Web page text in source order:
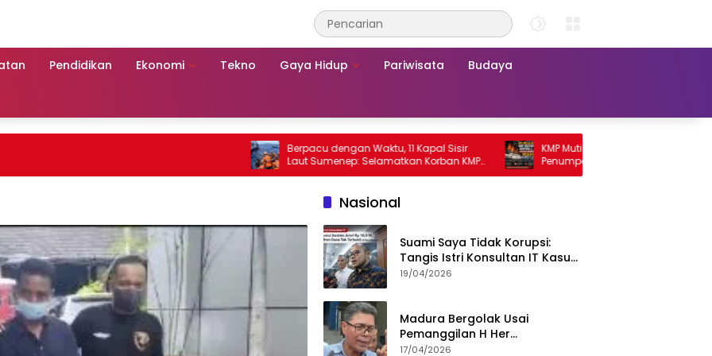
Pendidikan Ekonomi Tekno Gaya Hidup Pariwisata Budaya
Berpacu dengan Waktu, 11 Kapal Sisir
Laut Sumenep: Selamatkan Korban KMP
Mutiara Sentosa 2
KMP Mutiara Sentosa 2 Terbakar, Ratusan
Penumpang Nekat Melompat ke Laut
Nasional
Suami Saya Tidak Korupsi:
Tangis Istri Konsultan IT Kasus
Nadiem Dituntut 22,5 Tahun
19/04/2026
Madura Bergolak Usai
Pemanggilan H Her
Pamekasan, Faizal Assegaf
17/04/2026